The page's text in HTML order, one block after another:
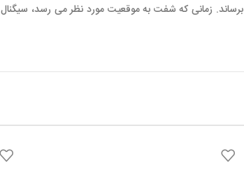
زمانی که شفت به موقعیت مورد نظر می رسد، سیگنال